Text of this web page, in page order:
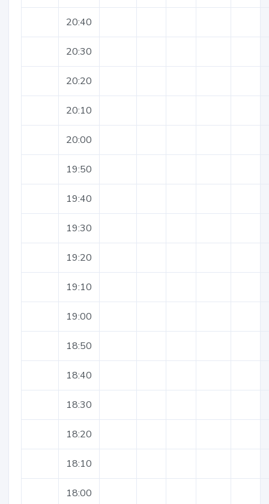
20:40
20:30
20:20
20:10
20:00
19:50
19:40
19:30
19:20
19:10
19:00
18:50
18:40
18:30
18:20
18:10
18:00